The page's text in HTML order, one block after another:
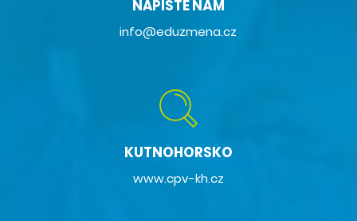
NAPIŠTE NÁM
info@eduzmena.cz
KUTNOHORSKO
www.cpv-kh.cz